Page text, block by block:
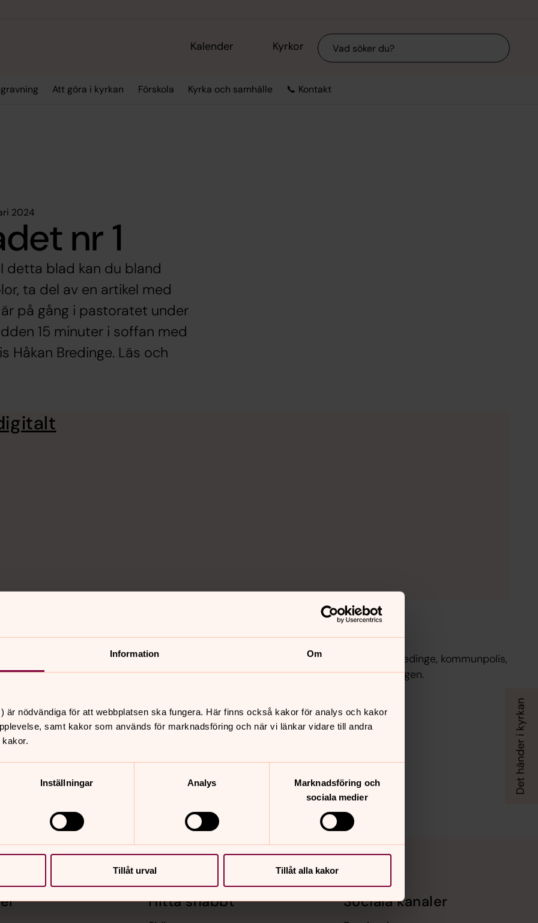
Information Om
är nödvändiga för att webbplatsen ska fungera. Här finns också kakor för analys och kakor
samt kakor som används för marknadsföring och när vi länkar vidare till andra
Inställningar Analys
Marknadsföring och
sociala medier
Tillåt urval Tillåt alla kakor
Kalender Kyrkor Sök
Att göra i kyrkan Förskola Kyrka och samhälle 📞 Kontakt
2024
nr 1
detta blad kan du bland
ta del av en artikel med
på gång i pastoratet under
15 minuter i soffan med
Håkan Bredinge. Läs och
Svensson,
Backa pastorat.
15 minuter i soffan: Avsnitt 10
I detta avsnitt av 15 minuter i soffan berättar Håkan Bredinge, kommunpolis,
om tryggheten för barn och ungdomar i området Hisingen.
Hitta snabbt Sociala kanaler